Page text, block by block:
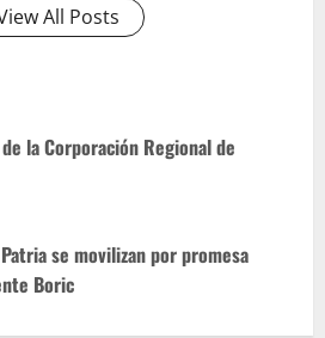
All Posts
la Corporación Regional de
se movilizan por promesa
Boric